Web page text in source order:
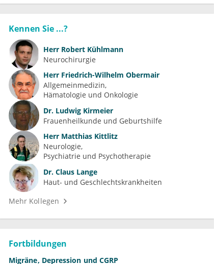
Kennen Sie ...?
Herr Robert Kühlmann
Neurochirurgie
Herr Friedrich-Wilhelm Obermair
Allgemeinmedizin
Hämatologie und Onkologie
Dr. Ludwig Kirmeier
Frauenheilkunde und Geburtshilfe
Herr Matthias Kittlitz
Neurologie
Psychiatrie und Psychotherapie
Dr. Claus Lange
Haut- und Geschlechtskrankheiten
Mehr Kollegen
Fortbildungen
Migräne, Depression und CGRP